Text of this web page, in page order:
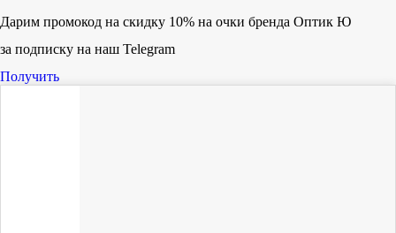
Дарим промокод на скидку 10% на очки бренда Оптик Ю
за подписку на наш Telegram
Получить